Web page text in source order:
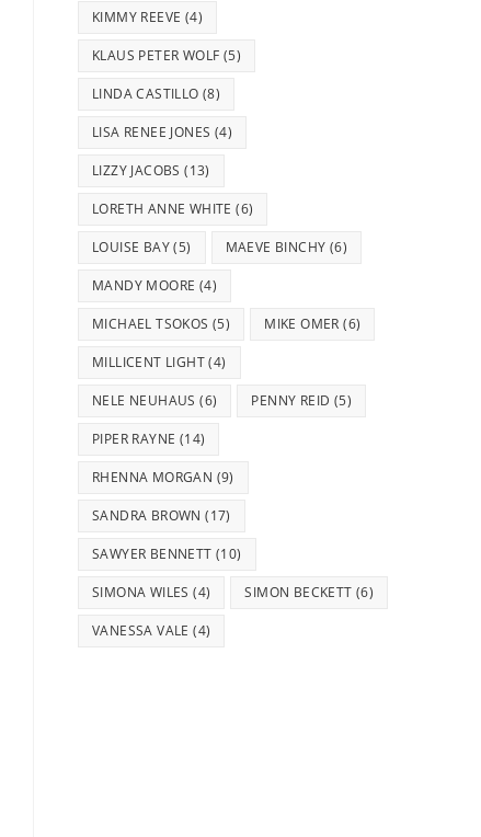
KIMMY REEVE (4)
KLAUS PETER WOLF (5)
LINDA CASTILLO (8)
LISA RENEE JONES (4)
LIZZY JACOBS (13)
LORETH ANNE WHITE (6)
LOUISE BAY(5) MAEVE BINCHY (6)
MANDY MOORE (4)
MICHAEL TSOKOS (5) MIKE OMER (6)
MILLICENT LIGHT(4)
NELE NEUHAUS (6) PENNY REID (5)
PIPER RAYNE (14)
RHENNA MORGAN (9)
SANDRA BROWN (17)
SAWYER BENNETT (10)
SIMONA WILES (4) SIMON BECKETT (6)
VANESSA VALE (4)